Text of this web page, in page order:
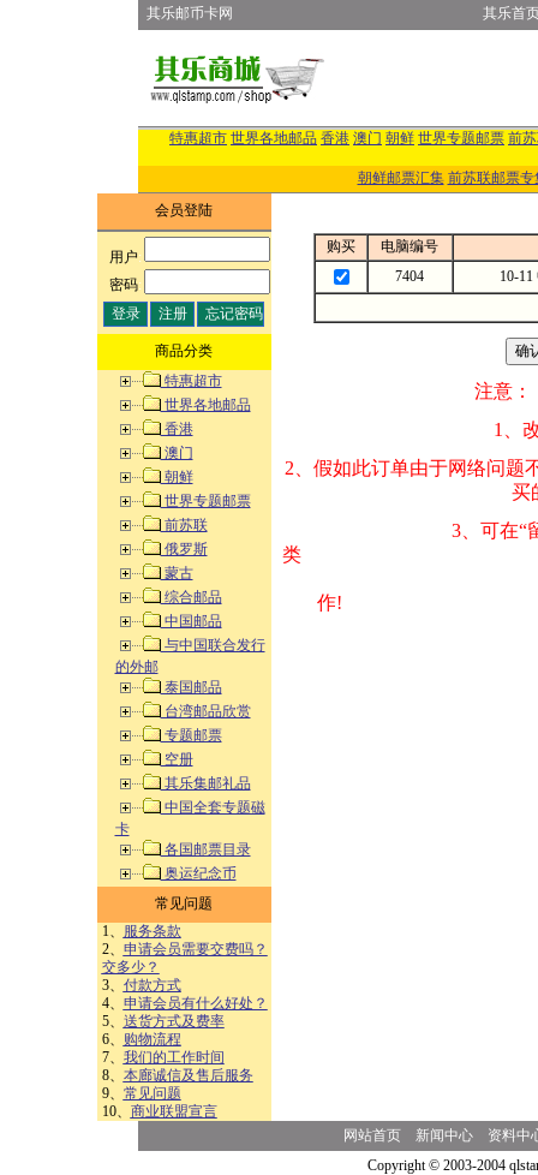
其乐邮币卡网 其乐首
特惠超市 世界各地邮品 香港 澳门 朝鲜 世界专题邮票 前
朝鲜邮票汇集 前苏联邮票专
会员登陆
用户:
密码:
商品分类
特惠超市
世界各地邮品
香港
澳门
朝鲜
世界专题邮票
前苏联
俄罗斯
蒙古
综合邮品
中国邮品
与中国联合发行
的外邮
泰国邮品
台湾邮品欣赏
专题邮票
空册
其乐集邮礼品
中国全套专题磁
卡
各国邮票目录
奥运纪念币
常见问题
1、
服务条款
2、 申请会员需要交费吗？
交多少？
3、 付款方式
4、 申请会员有什么好处？
5、 送货方式及费率
6、
购物流程
7、 我们的工作时间
8、 本廊诚信及售后服务
9、 常见问题
10、 商业联盟宣言
购买
电脑编号
7404
10-
注意：
1、改变商品数量
2、假如此订单由
买的邮品的“
3、可在“
类 方式告之
作!
网站首页 新闻中心
资料中
Copyright © 2003-2004